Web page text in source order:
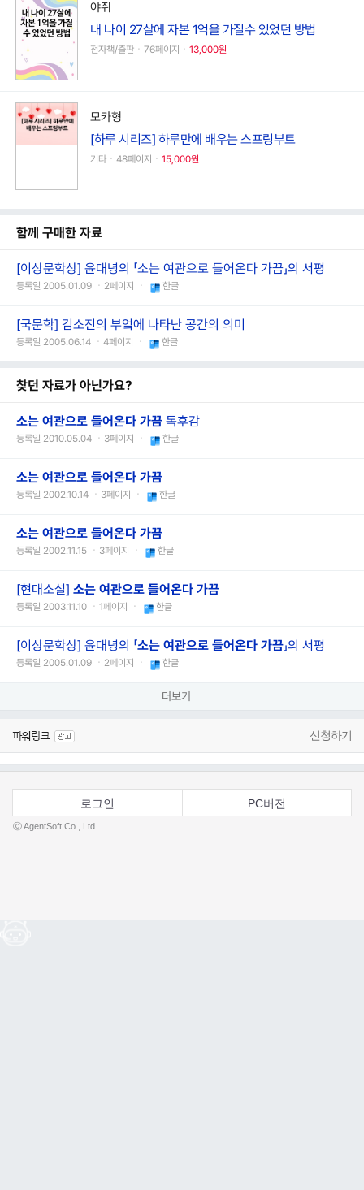
야쥐
내 나이 27살에 자본 1억을 가질수 있었던 방법
전자책/출판ㆍ76페이지ㆍ 13,000원
모카형
[하루 시리즈] 하루만에 배우는 스프링부트
기타ㆍ48페이지ㆍ 15,000원
함께 구매한 자료
[이상문학상] 윤대녕의 「소는 여관으로 들어온다 가끔」의 서평
등록일 2005.01.09 ㆍ2페이지 ㆍ 한글
[국문학] 김소진의 부엌에 나타난 공간의 의미
등록일 2005.06.14 ㆍ4페이지 ㆍ 한글
찾던 자료가 아닌가요?
소는 여관으로 들어온다 가끔 독후감
등록일 2010.05.04 ㆍ3페이지 ㆍ 한글
소는 여관으로 들어온다 가끔
등록일 2002.10.14 ㆍ3페이지 ㆍ 한글
소는 여관으로 들어온다 가끔
등록일 2002.11.15 ㆍ3페이지 ㆍ 한글
[현대소설] 소는 여관으로 들어온다 가끔
등록일 2003.11.10 ㆍ1페이지 ㆍ 한글
[이상문학상] 윤대녕의 「소는 여관으로 들어온다 가끔」의 서평
등록일 2005.01.09 ㆍ2페이지 ㆍ 한글
더보기
신청하기
로그인 PC버전
ⓒ AgentSoft Co., Ltd.